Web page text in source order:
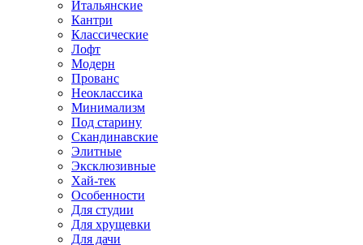
Итальянские
Кантри
Классические
Лофт
Модерн
Прованс
Неоклассика
Минимализм
Под старину
Скандинавские
Элитные
Эксклюзивные
Хай-тек
Особенности
Для студии
Для хрущевки
Для дачи